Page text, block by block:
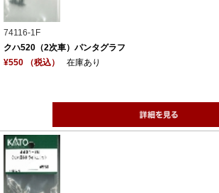
74116-1F
クハ520（2次車）パンタグラフ
¥550 （税込）
在庫あり